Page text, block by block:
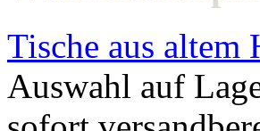
Tische aus altem
Auswahl auf